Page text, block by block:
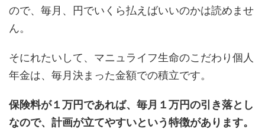
ので、毎月、円でいくら払えばいいのかは読めませ
ん。
そにれたいして、マニュライフ生命のこだわり個人
年金は、毎月決まった金額での積立です。
保険料が１万円であれば、毎月１万円の引き落とし
なので、計画が立てやすいという特徴があります。